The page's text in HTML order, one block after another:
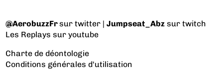
@AerobuzzFrsur twitter |Jumpseat_Abz sur twitch
Les Replays sur youtube
Charte de déontologie
Conditions générales d'utilisation